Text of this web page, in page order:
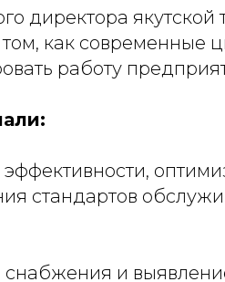
директора якутской
как современные
работу
стандартов
и